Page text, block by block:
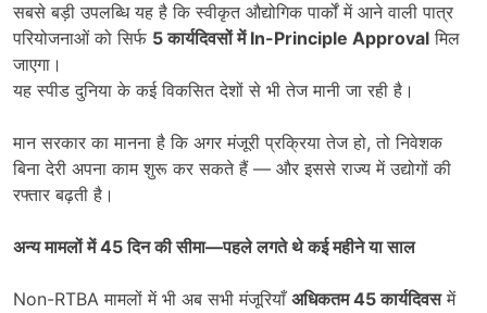
सबसे बड़ी उपलब्धि यह है कि स्वीकृत औद्योगिक पार्कों में आने वाली पात्र
परियोजनाओं को सिर्फ 5कार्यदिवसों में In-Principle Approval मिल
जाएगा।
यह स्पीड दुनिया के कई विकसित देशों से भी तेज मानी जा रही है।
मान सरकार का मानना है कि अगर मंजूरी प्रक्रिया तेज हो, तो निवेशक
बिना देरी अपना काम शुरू कर सकते हैं — और इससे राज्य में उद्योगों की
रफ्तार बढ़ती है।
अन्य मामलों में45दिन की सीमा—पहले लगते थे कई महीने या साल
Non-RTBA मामलों में भी अब सभी मंजूरियाँ अधिकतम45कार्यदिवसमें